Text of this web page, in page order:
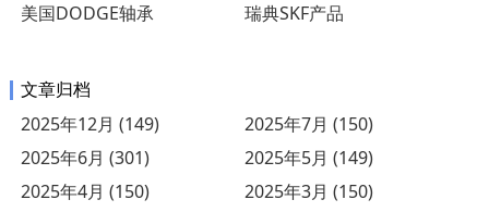
美国DODGE轴承
瑞典SKF产品
文章归档
2025年12月 (149)
2025年7月 (150)
2025年6月 (301)
2025年5月 (149)
2025年4月 (150)
2025年3月 (150)